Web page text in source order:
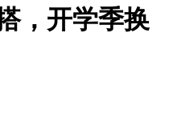
，开学季换